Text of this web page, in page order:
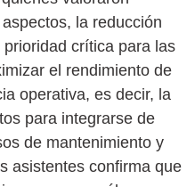
la reducción
crítica para las
el rendimiento de
operativa, es decir, la
para integrarse de
de mantenimiento y
asistentes confirma que